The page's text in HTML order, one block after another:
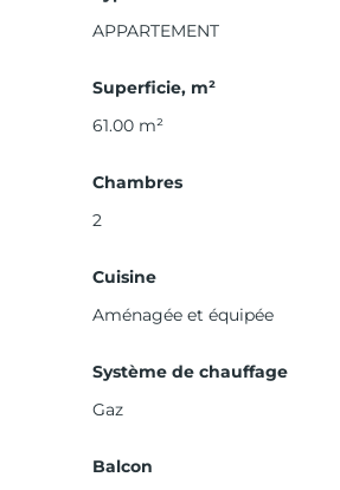
APPARTEMENT
Superficie, m²
61.00 m²
Chambres
2
Cuisine
Aménagée et équipée
Système de chauffage
Gaz
Balcon